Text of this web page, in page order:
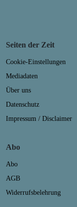
Seiten der Zeit
Cookie-Einstellungen
Mediadaten
Über uns
Datenschutz
Impressum / Disclaimer
Abo
Abo
AGB
Widerrufsbelehrung